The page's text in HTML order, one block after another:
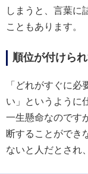
しまうと、言葉に
こともあります。
順位が付けら
「どれがすぐに必
い」というように
一生懸命なのです
断することができ
ないと人だとされ